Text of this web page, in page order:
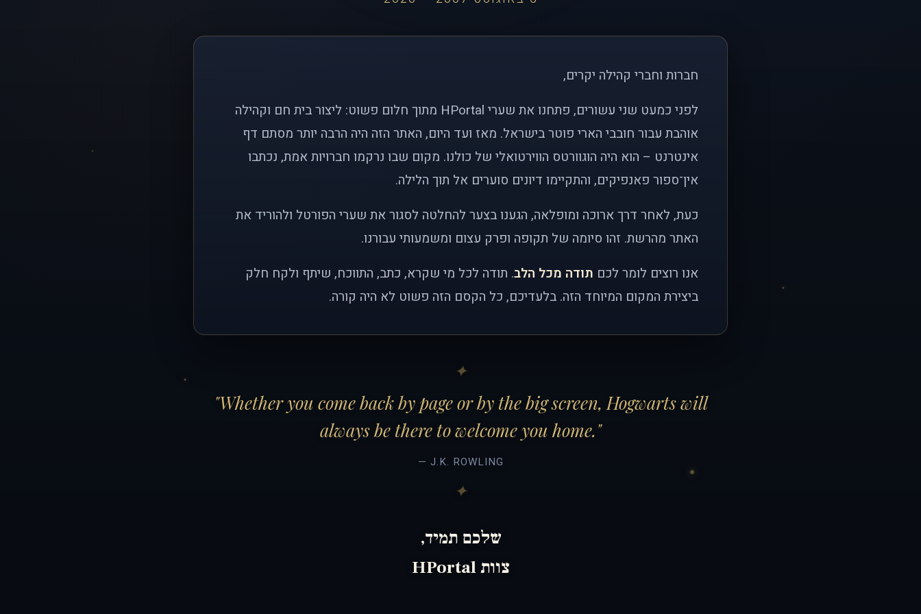
חברות וחברי קהילה יקרים,
לפני כמעט שני עשורים, פתחנו את שערי HPortal מתוך חלום פשוט: ליצור בית חם וקהילה
אוהבת עבור חובבי הארי פוטר בישראל. מאז ועד היום, האתר הזה היה הרבה יותר מסתם דף
אינטרנט – הוא היה הוגוורטס הווירטואלי של כולנו. מקום שבו נרקמו חברויות אמת, נכתבו
אין־ספור פאנפיקים, והתקיימו דיונים סוערים אל תוך הלילה.
כעת, לאחר דרך ארוכה ומופלאה, הגענו בצער להחלטה לסגור את שערי הפורטל ולהוריד את
האתר מהרשת. זהו סיומה של תקופה ופרק עצום ומשמעותי עבורנו.
אנו רוצים לומר לכם תודה מכל הלב. תודה לכל מי שקרא, כתב, התווכח, שיתף ולקח חלק
ביצירת המקום המיוחד הזה. בלעדיכם, כל הקסם הזה פשוט לא היה קורה.
"Whether you come back by page or by the big screen, Hogwarts will
always be there to welcome you home."
— J.K. ROWLING
שלכם תמיד,
צוות HPortal